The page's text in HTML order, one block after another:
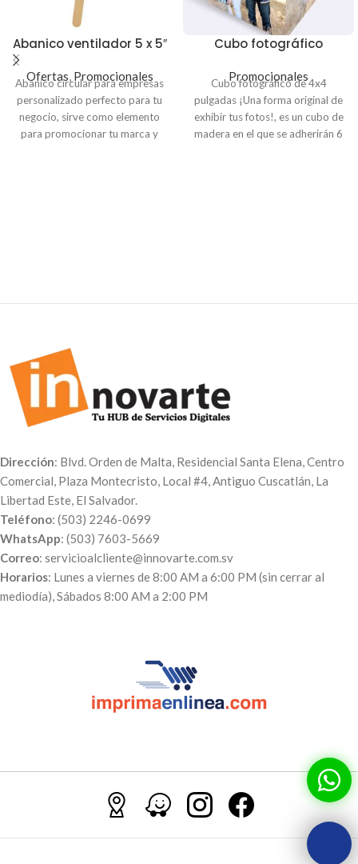
Abanico ventilador 5 x 5″
Ofertas, Promocionales
Abanico circular para empresas
personalizado perfecto para tu
negocio, sirve como elemento
para promocionar tu marca y
Paquete de 250 unidades
Cubo fotográfico
Promocionales
Cubo fotográfico de 4x4
pulgadas ¡Una forma original de
exhibir tus fotos!, es un cubo de
madera en el que se adherirán 6
Dirección: Blvd. Orden de Malta, Residencial Santa Elena, Centro
Comercial, Plaza Montecristo, Local #4, Antiguo Cuscatlán, La
Libertad Este, El Salvador.
Teléfono: (503) 2246-0699
WhatsApp: (503) 7603-5669
Correo: servicioalcliente@innovarte.com.sv
Horarios: Lunes a viernes de 8:00 AM a 6:00 PM (sin cerrar al
mediodía), Sábados 8:00 AM a 2:00 PM